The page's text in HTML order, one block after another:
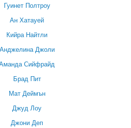
Гуинет Полтроу
Ан Хатауей
Кийра Найтли
Анджелина Джоли
Сийфрайд
Брад Пит
Мат Деймън
Джуд Лоу
Джони Деп